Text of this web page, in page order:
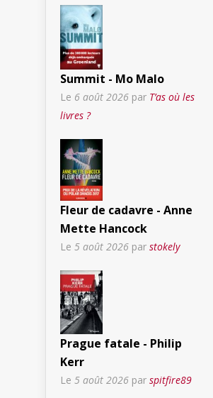
Summit - Mo Malo
Le 6 août 2026 par T’as où les
livres ?
Fleur de cadavre - Anne
Mette Hancock
Le 5 août 2026 par stokely
Prague fatale - Philip
Kerr
Le 5 août 2026 par spitfire89